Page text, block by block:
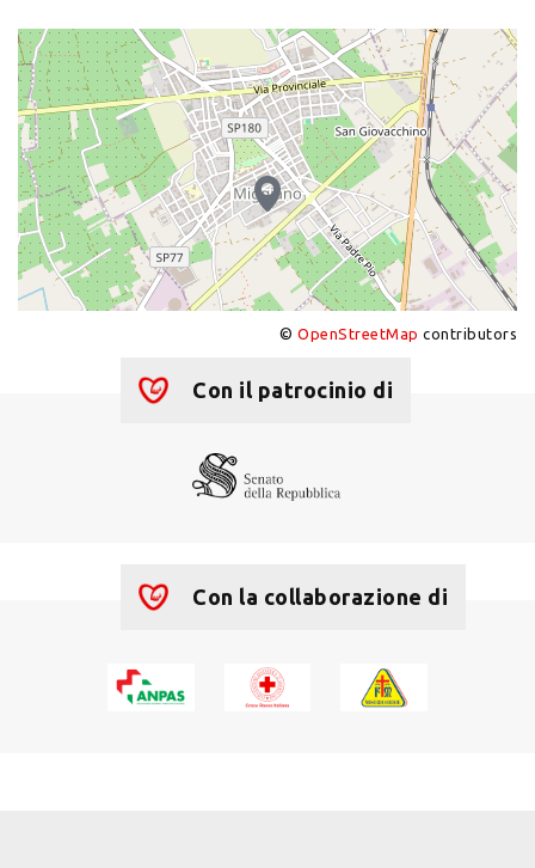
© OpenStreetMap contributors
Con il patrocinio di
Con la collaborazione di